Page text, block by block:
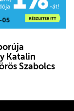
Katalin
Szabolcs